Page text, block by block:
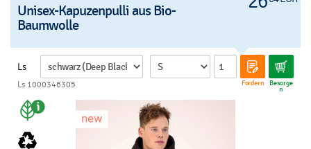
Unisex-Kapuzenpulli aus Bio-
Baumwolle
Ls
Fordern Besorge
n
Ls 1000346305